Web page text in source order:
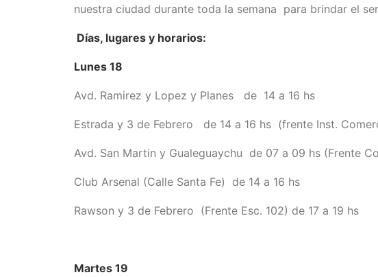
nuestra ciudad durante toda la semana para brindar el
Días, lugares y horarios:
Lunes 18
Avd. Ramirez y Lopez y Planes de 14 a 16 hs
Estrada y 3 de Febrero de 14 a 16 hs (frente Inst.
Avd. San Martin y Gualeguaychu de 07 a 09 hs (Frente
Club Arsenal (Calle Santa Fe) de 14 a 16 hs
Rawson y 3 de Febrero (Frente Esc. 102) de 17 a 19 hs
Martes 19